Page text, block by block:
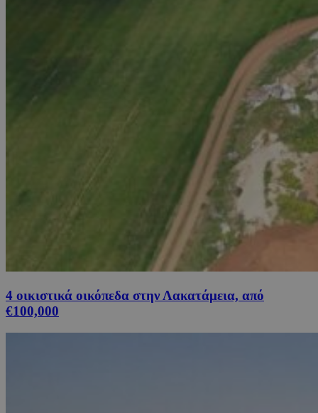
4 οικιστικά οικόπεδα στην Λακατάμεια, από
€100,000